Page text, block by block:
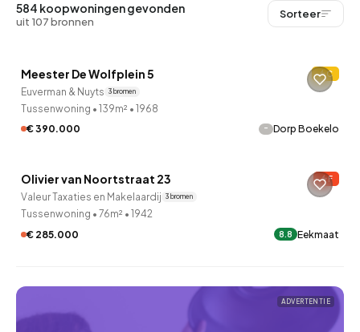
584 koopwoningen gevonden
uit 107 bronnen
Sorteer
4 uur geleden ontdekt
Meester De Wolfplein 5 C
Euverman & Nuyts 3 bronnen
Tussenwoning • 139m² • 1968
€ 390.000
- Dorp Boekelo
5 uur geleden ontdekt
Olivier van Noortstraat 23 F
Valeur Taxaties en Makelaardij 3 bronnen
Tussenwoning • 76m² • 1942
€ 285.000
8.8 Eekmaat
ADVERTENTIE